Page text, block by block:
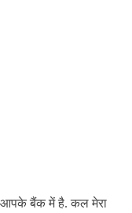
आपके बैंक में है. कल मेरा